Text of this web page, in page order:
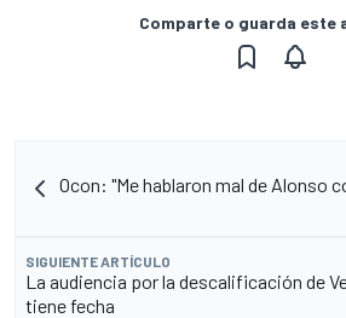
Comparte o guarda este
Ocon: "Me hablaron mal de Alonso
SIGUIENTE ARTÍCULO
La audiencia por la descalificación de
tiene fecha